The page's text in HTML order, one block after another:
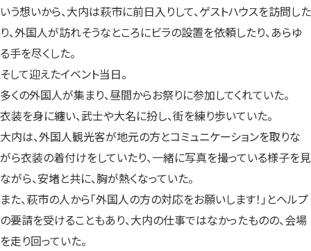
いう想いから、大内は萩市に前日入りして、ゲストハウスを訪問した
り、外国人が訪れそうなところにビラの設置を依頼したり、あらゆ
る手を尽くした。
そして迎えたイベント当日。
多くの外国人が集まり、昼間からお祭りに参加してくれていた。
衣装を身に纏い、武士や大名に扮し、街を練り歩いていた。
大内は、外国人観光客が地元の方とコミュニケーションを取りな
がら衣装の着付けをしていたり、一緒に写真を撮っている様子を見
ながら、安堵と共に、胸が熱くなっていた。
また、萩市の人から「外国人の方の対応をお願いします！」とヘルプ
の要請を受けることもあり、大内の仕事ではなかったものの、会場
を走り回っていた。